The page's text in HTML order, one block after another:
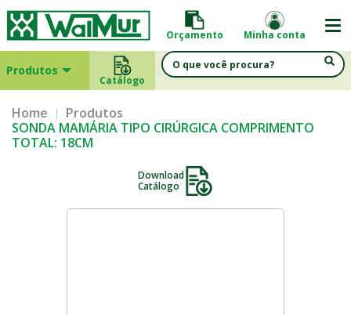
Orçamento Minha conta
Produtos
Catálogo
Home
Produtos
SONDA MAMÁRIA TIPO CIRÚRGICA COMPRIMENTO
TOTAL: 18CM
Download
Catálogo